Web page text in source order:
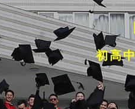
初高